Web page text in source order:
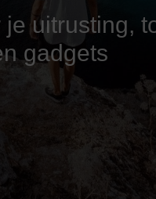
je uitrusting,
gadgets